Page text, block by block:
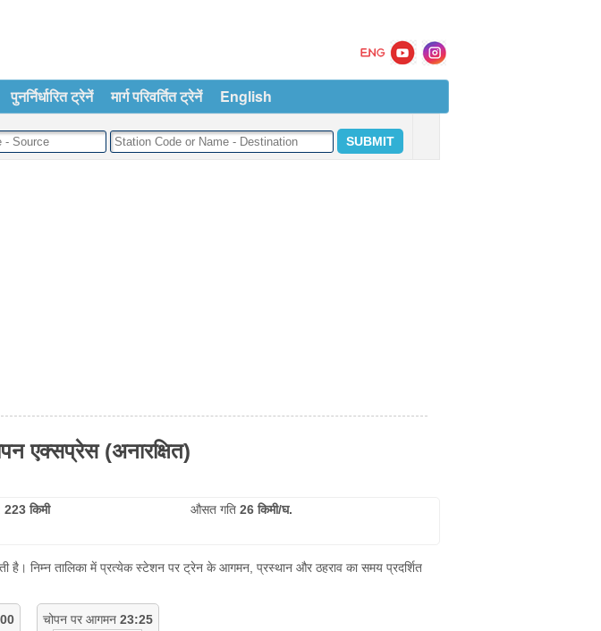
पुनर्निर्धारित ट्रेनें मार्ग परिवर्तित ट्रेनें English
एक्सप्रेस (अनारक्षित)
223 किमी औसत गति 26 किमी/घ.
निम्न तालिका में प्रत्येक स्टेशन पर ट्रेन के आगमन, प्रस्थान और ठहराव का समय प्रदर्शित
चोपन पर आगमन 23:25